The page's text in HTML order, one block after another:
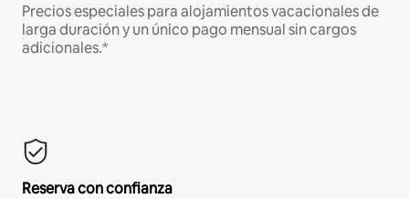
Precios especiales para alojamientos vacacionales de
larga duración y un único pago mensual sin cargos
adicionales.*
Reserva con confianza